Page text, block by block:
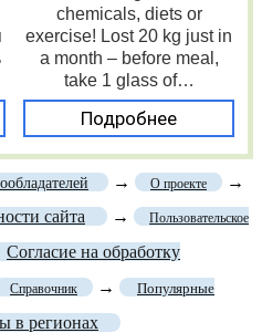
chemicals, diets or
exercise! Lost 20 kg just in
a month – before meal,
take 1 glass of…
Подробнее
→ О проекте
→
сайта
→ Пользовательское
Согласие на обработку
Справочник → Популярные
в регионах